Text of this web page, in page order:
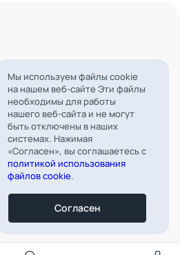
категории
дня
д. 16,
Мы используем файлы cookie
на нашем веб-сайте Эти файлы
необходимы для работы
нашего веб-сайта и не могут
быть отключены в наших
системах. Нажимая
«Согласен», вы соглашаетесь с
политикой использования
файлов cookie.
Согласен